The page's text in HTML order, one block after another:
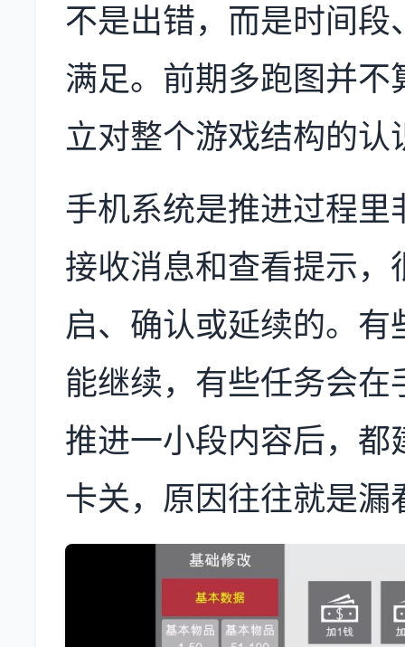
不是出错，而是时间
满足。前期多跑图并
立对整个游戏结构的认
手机系统是推进过程
接收消息和查看提示
启、确认或延续的。
能继续，有些任务会
推进一小段内容后，
卡关，原因往往就是漏